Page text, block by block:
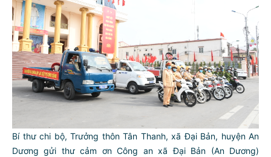
Bí thư chi bộ, Trưởng thôn Tân Thanh, xã Đại Bản, huyện An
Dương gửi thư cảm ơn Công an xã Đại Bản (An Dương)